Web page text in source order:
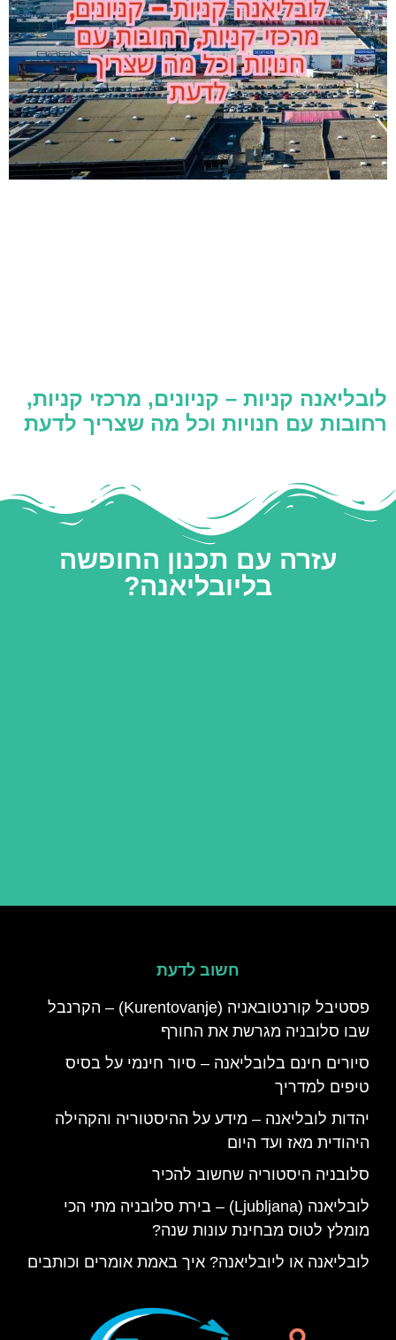
לובליאנה קניות – קניונים, מרכזי קניות,
רחובות עם חנויות וכל מה שצריך לדעת
עזרה עם תכנון החופשה
בליובליאנה?
חשוב לדעת
פסטיבל קורנטובאניה (Kurentovanje) – הקרנבל
שבו סלובניה מגרשת את החורף
סיורים חינם בלובליאנה – סיור חינמי על בסיס
טיפים למדריך
יהדות לובליאנה – מידע על ההיסטוריה והקהילה
היהודית מאז ועד היום
סלובניה היסטוריה שחשוב להכיר
לובליאנה (Ljubljana) – בירת סלובניה מתי הכי
מומלץ לטוס מבחינת עונות שנה?
לובליאנה או ליובליאנה? איך באמת אומרים וכותבים